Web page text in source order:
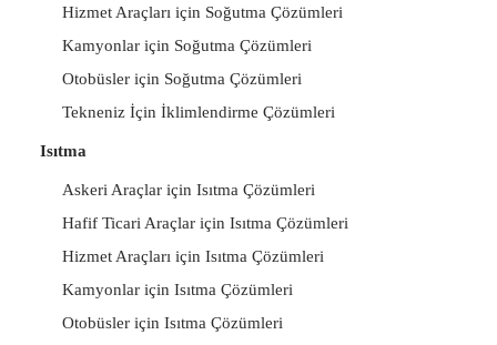
Hizmet Araçları için Soğutma Çözümleri
Kamyonlar için Soğutma Çözümleri
Otobüsler için Soğutma Çözümleri
Tekneniz İçin İklimlendirme Çözümleri
Isıtma
Askeri Araçlar için Isıtma Çözümleri
Hafif Ticari Araçlar için Isıtma Çözümleri
Hizmet Araçları için Isıtma Çözümleri
Kamyonlar için Isıtma Çözümleri
Otobüsler için Isıtma Çözümleri